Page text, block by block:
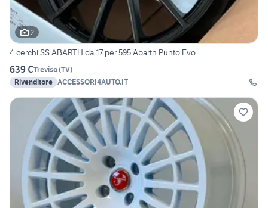
2
4 cerchi SS ABARTH da 17 per 595 Abarth Punto Evo
639 €Treviso(TV)
Rivenditore ACCESSORI4AUTO.IT